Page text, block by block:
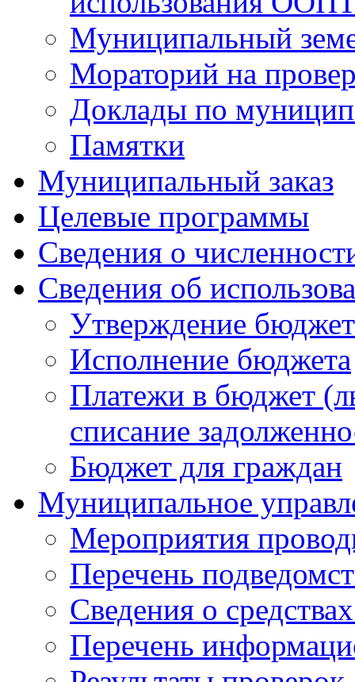
Муниципальный
Мораторий на
Доклады по
Памятки
Муниципальный заказ
Целевые программы
Сведения о
Сведения об
Утверждение
Исполнение бюджета
Платежи в бюджет
списание
Бюджет для граждан
Муниципальное
Мероприятия
Перечень
Сведения о
Перечень